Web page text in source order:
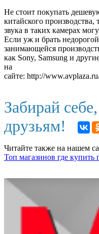
Не стоит покупать
китайского производства,
звука в таких камерах
Если уж и брать
занимающейся
как Sony, Samsung и
на
сайте: http://
Забирай
друзьям!
Читайте также на нашем
Топ магазинов где купить